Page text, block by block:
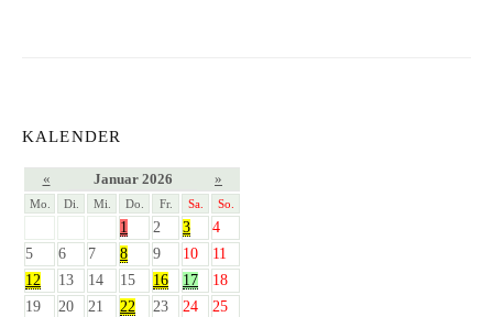
KALENDER
« Januar 2026 »
Mo. Di. Mi. Do. Fr. Sa. So.
1 2 3
4
5
6 7 8 9 10
11
12
13 14 15 16 17
18
19
20 21 22 23 24
25